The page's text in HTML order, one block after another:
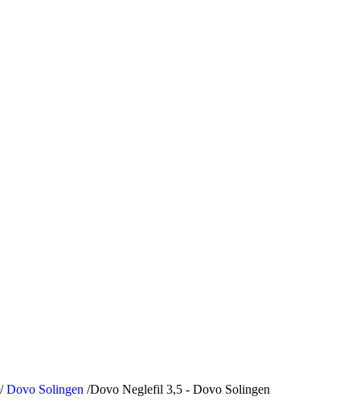
/ Dovo Solingen /Dovo Neglefil 3,5 - Dovo Solingen